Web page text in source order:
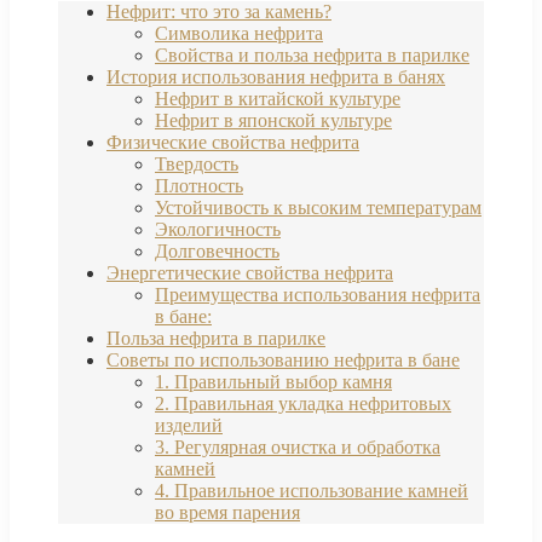
Нефрит: что это за камень?
Символика нефрита
Свойства и польза нефрита в парилке
История использования нефрита в банях
Нефрит в китайской культуре
Нефрит в японской культуре
Физические свойства нефрита
Твердость
Плотность
Устойчивость к высоким температурам
Экологичность
Долговечность
Энергетические свойства нефрита
Преимущества использования нефрита
в бане:
Польза нефрита в парилке
Советы по использованию нефрита в бане
1. Правильный выбор камня
2. Правильная укладка нефритовых
изделий
3. Регулярная очистка и обработка
камней
4. Правильное использование камней
во время парения